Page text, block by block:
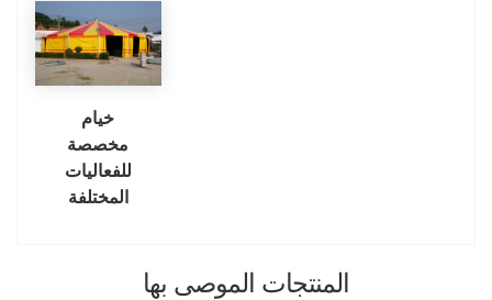
خيام
مخصصة
للفعاليات
المختلفة
المنتجات الموصى بها